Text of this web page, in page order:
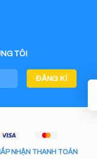
TÔI
NHẬN THANH TOÁN